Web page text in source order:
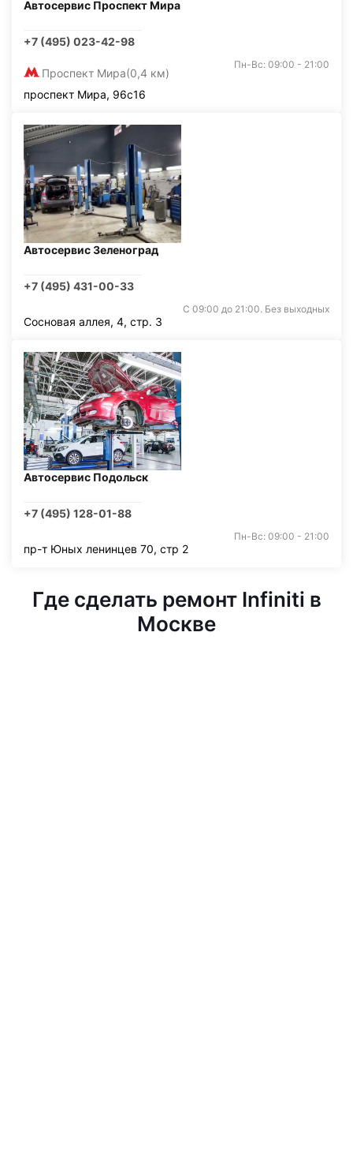
Автосервис Проспект Мира
+7 (495) 023-42-98
Проспект Мира(0,4 км)
Пн-Вс: 09:00 - 21:00
проспект Мира, 96с16
Автосервис Зеленоград
+7 (495) 431-00-33
С 09:00 до 21:00. Без выходных
Сосновая аллея, 4, стр. 3
Автосервис Подольск
+7 (495) 128-01-88
Пн-Вс: 09:00 - 21:00
пр-т Юных ленинцев 70, стр 2
Где сделать ремонт Infiniti в
Москве